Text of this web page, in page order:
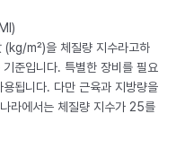
(kg/m²)을 체질량 지수라고하
준입니다. 특별한 장비를 필요
됩니다. 다만 근육과 지방량을
라에서는 체질량 지수가 25를